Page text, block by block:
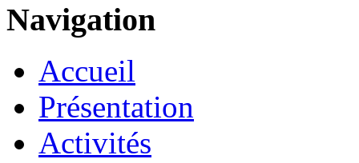
Navigation
Accueil
Présentation
Activités